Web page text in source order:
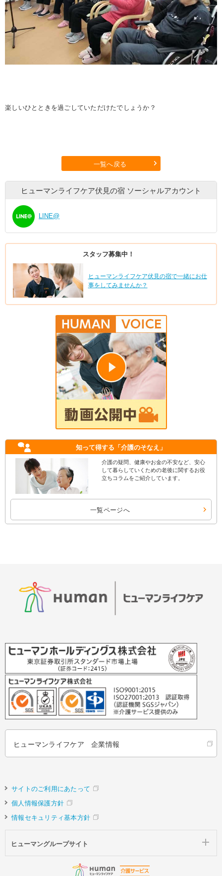
楽しいひとときを過ごしていただけたでしょうか？
一覧へ戻る
ヒューマンライフケア伏見の宿 ソーシャルアカウント
LINE@
スタッフ募集中！
ヒューマンライフケア伏見の宿で一緒にお仕
事をしてみませんか？
知って得する 「介護のそなえ」
介護の疑問、健康やお金の不安など、安心
して暮らしていくための老後に関するお役
立ちコラムをご紹介しています。
一覧ページへ
ヒューマンライフケア 企業情報
サイトのご利用にあたって
個人情報保護方針
情報セキュリティ基本方針
ヒューマングループサイト